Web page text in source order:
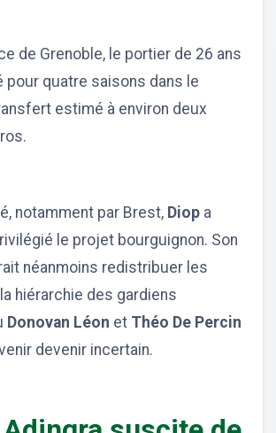
de Grenoble, le portier de 26 ans
pour quatre saisons dans le
estimé à environ deux
notamment par Brest, Diop a
le projet bourguignon. Son
néanmoins redistribuer les
hiérarchie des gardiens
Donovan Léon et Théo De Percin
devenir incertain.